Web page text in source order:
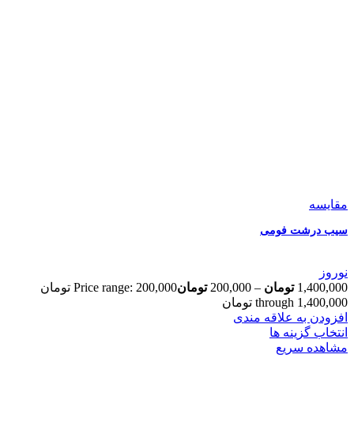
مقایسه
سیب درشت فومی
نوروز
1,400,000 تومان –
200,000 تومان
Price range: 200,000 تومان
through 1,400,000 تومان
افزودن به علاقه مندی
انتخاب گزینه ها
مشاهده سریع